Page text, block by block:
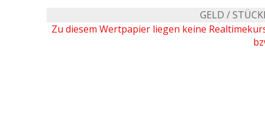
GELD /
Zu diesem Wertpapier liegen keine